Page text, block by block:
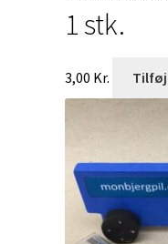
1 stk.
3,00 Kr.